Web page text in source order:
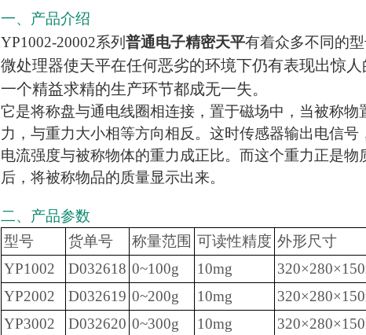
一、产品介绍
YP1002-20002系列 普通电子精密天平有着众多不同的
微处理器使天平在任何恶劣的环境下仍有表现出惊
一个精益求精的生产环节都成无一失。
它是将称盘与通电线圈相连接，置于磁场中，当被称
力，与重力大小相等方向相反。这时传感器输出电信
电流强度与被称物体的重力成正比。而这个重力正是
后，将被称物品的质量显示出来。
二、产品参数
型号
货单号 称量范围 可读性精度 外形尺寸
YP1002
D032618 0~100g 10mg
YP2002
D032619 0~200g 10mg
YP3002
D032620 0~300g 10mg